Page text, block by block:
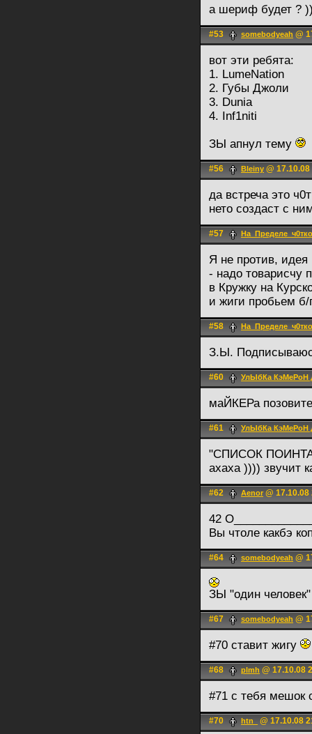
а шериф будет ?
#53 somebodyeah @
вот эти ребята:
1. LumeNation
2. Губы Джоли
3. Dunia
4. Inf1niti
ЗЫ апнул тему
#56 Bleiny @ 17.10.08
да встреча это
нето создаст с
#57
Я не против, идея
- надо товарисчу
в Кружку на
и жиги пробьем б/
#58
З.Ы.
#60 УлЫбКа
маЙКЕРа
#61 УлЫбКа
"СПИСОК ПОИНТА
ахаха )))) звучит
#62 Aenor @ 17.10.08
42
Вы чтоле какбэ
#64 somebodyeah @
ЗЫ "один человек"
#67 somebodyeah @
#70 ставит жигу
#68 plmh @ 17.10.08
#71 с тебя мешок
#70 htn_ @ 17.10.08